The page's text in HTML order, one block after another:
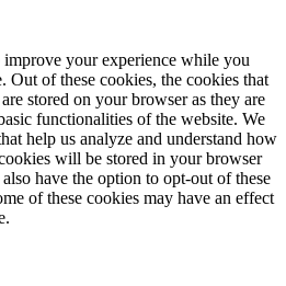
your experience while you
Out of these cookies, the cookies that
stored on your browser as they are
functionalities of the website. We
help us analyze and understand how
will be stored in your browser
have the option to opt-out of these
of these cookies may have an effect